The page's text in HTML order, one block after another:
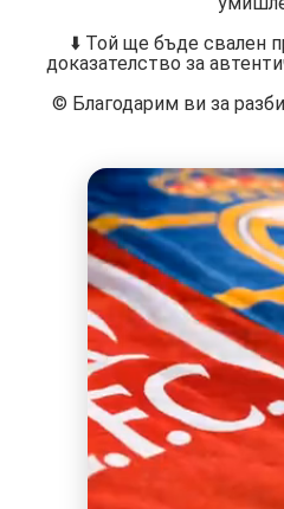
⬇️ Той ще бъде свален
доказателство за
©️ Благодарим ви за